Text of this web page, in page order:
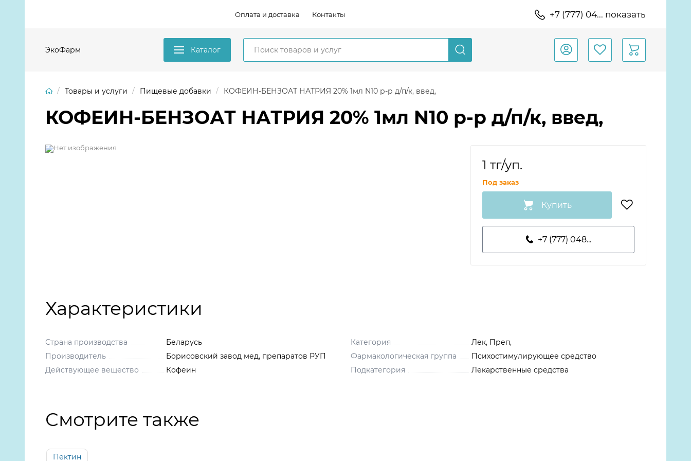
Оплата и доставка Контакты +7 (777) 04... показать
ЭкоФарм Каталог
Товары и услуги Пищевые добавки КОФЕИН-БЕНЗОАТ НАТРИЯ 20% 1мл N10 р-р д/п/к, введ,
КОФЕИН-БЕНЗОАТ НАТРИЯ 20% 1мл N10 р-р д/п/к, введ,
1 тг/уп.
Под заказ
Купить
+7 (777) 048...
Характеристики
Страна производства
Беларусь
Производитель
Борисовский завод мед, препаратов РУП
Действующее вещество
Кофеин
Категория
Лек, Преп,
Фармакологическая группа
Психостимулирующее средство
Подкатегория
Лекарственные средства
Смотрите также
Пектин